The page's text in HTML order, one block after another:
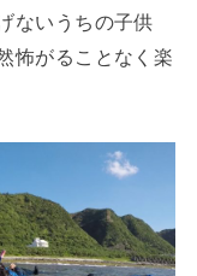
ないうちの子供
怖がることなく楽